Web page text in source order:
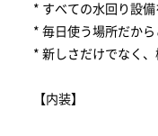
* すべての水回り設備
* 毎日使う場所だか
* 新しさだけでなく
【内装】